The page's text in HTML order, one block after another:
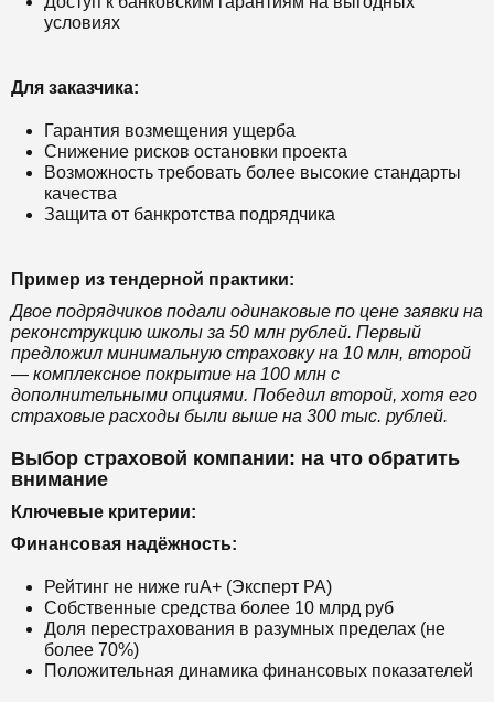
условиях
Для заказчика:
Гарантия возмещения ущерба
Снижение рисков остановки проекта
Возможность требовать более высокие стандарты
качества
Защита от банкротства подрядчика
Пример из тендерной практики:
Двое подрядчиков подали одинаковые по цене заявки на
реконструкцию школы за 50 млн рублей. Первый
предложил минимальную страховку на 10 млн, второй
— комплексное покрытие на 100 млн с
дополнительными опциями. Победил второй, хотя его
страховые расходы были выше на 300 тыс. рублей.
Выбор страховой компании: на что обратить
внимание
Ключевые критерии:
Финансовая надёжность:
Рейтинг не ниже ruA+ (Эксперт РА)
Собственные средства более 10 млрд руб
Доля перестрахования в разумных пределах (не
более 70%)
Положительная динамика финансовых показателей